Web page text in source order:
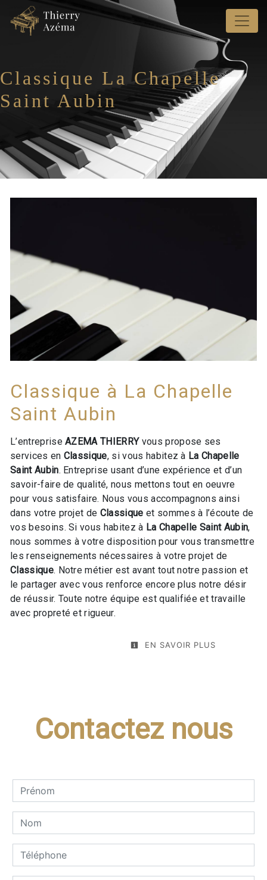
Panneau de gestion des cookies
Classique La Chapelle
Saint Aubin
Classique à La Chapelle
Saint Aubin
L’entrepriseAZEMA THIERRYvous propose ses
services en Classique, si vous habitez à La Chapelle
Saint Aubin. Entreprise usant d’une expérience et d’un
savoir-faire de qualité, nous mettons tout en oeuvre
pour vous satisfaire. Nous vous accompagnons ainsi
dans votre projet de Classique et sommes à l’écoute de
vos besoins. Si vous habitez à La Chapelle Saint Aubin,
nous sommes à votre disposition pour vous transmettre
les renseignements nécessaires à votre projet de
Classique. Notre métier est avant tout notre passion et
le partager avec vous renforce encore plus notre désir
de réussir. Toute notre équipe est qualifiée et travaille
avec propreté et rigueur.
EN SAVOIR PLUS
Contactez nous